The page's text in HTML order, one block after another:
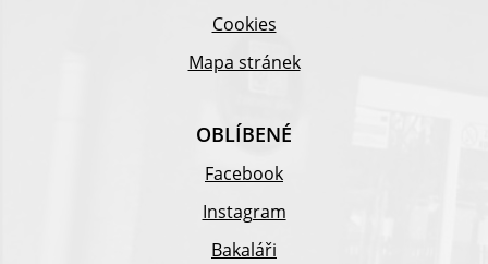
Cookies
Mapa stránek
OBLÍBENÉ
Facebook
Instagram
Bakaláři